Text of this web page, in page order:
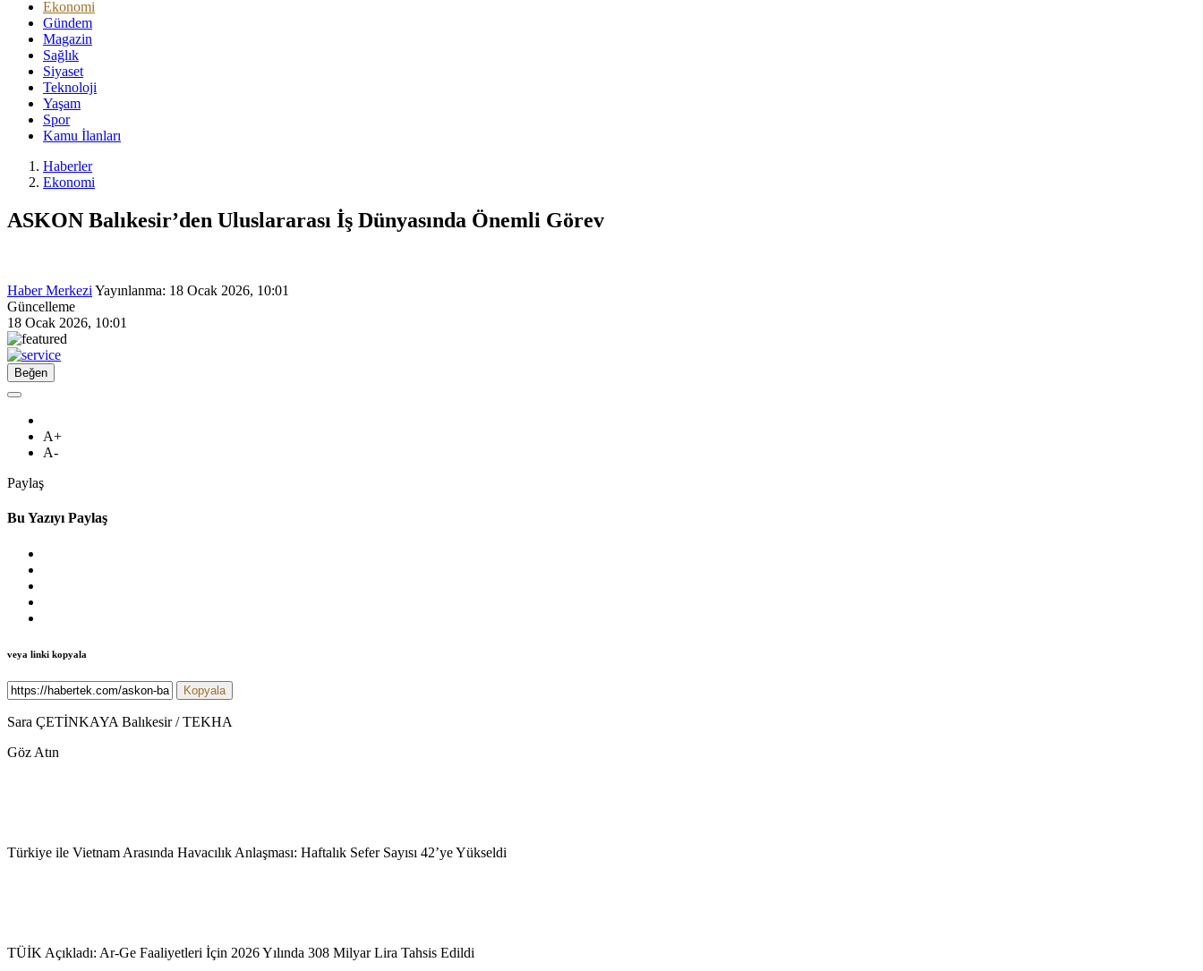
Ekonomi
Gündem
Magazin
Sağlık
Siyaset
Teknoloji
Yaşam
Spor
Kamu İlanları
Haberler
Ekonomi
ASKON Balıkesir’den Uluslararası İş Dünyasında Önemli Görev
Haber Merkezi Yayınlanma: 18 Ocak 2026, 10:01
Güncelleme
18 Ocak 2026, 10:01
Beğen
A+
A-
Paylaş
Bu Yazıyı Paylaş
veya linki kopyala
Kopyala
Sara ÇETİNKAYA Balıkesir / TEKHA
Göz Atın
Türkiye ile Vietnam Arasında Havacılık Anlaşması: Haftalık Sefer Sayısı 42’ye Yükseldi
TÜİK Açıkladı: Ar-Ge Faaliyetleri İçin 2026 Yılında 308 Milyar Lira Tahsis Edildi